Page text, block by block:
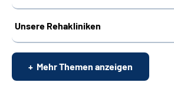
Unsere Rehakliniken
Mehr Themen anzeigen